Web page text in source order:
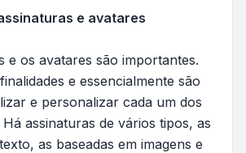
e avatares
e os avatares são importantes.
e essencialmente são
e personalizar cada um dos
assinaturas de vários tipos, as
as baseadas em imagens e